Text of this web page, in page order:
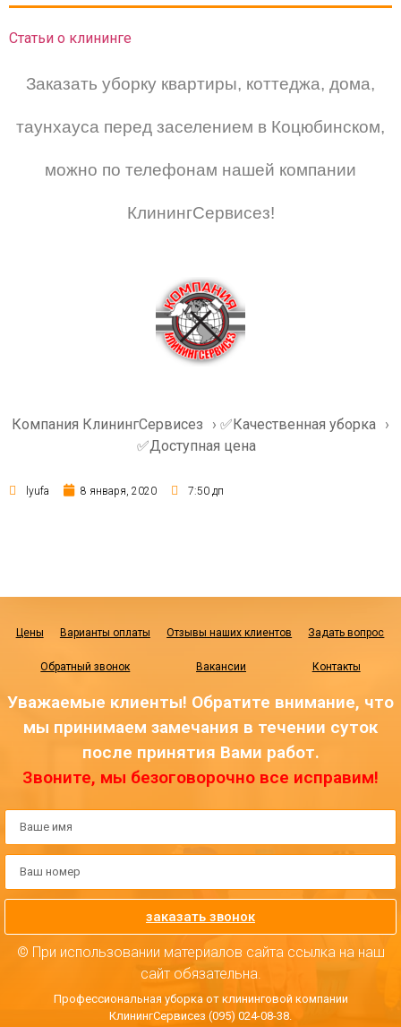
Статьи о клининге
Заказать уборку квартиры, коттеджа, дома,
таунхауса перед заселением в Коцюбинском,
можно по телефонам нашей компании
КлинингСервисез!
Компания КлинингСервисез › ✅Качественная уборка ›
✅Доступная цена
lyufa 8 января, 2020 7:50 дп
Цены Варианты оплаты Отзывы наших клиентов Задать вопрос
Обратный звонок Вакансии Контакты
Уважаемые клиенты! Обратите внимание, что
мы принимаем замечания в течении суток
после принятия Вами работ.
Звоните, мы безоговорочно все исправим!
заказать звонок
© При использовании материалов сайта ссылка на наш
сайт обязательна.
Профессиональная уборка от клининговой компании
КлинингСервисез (095) 024-08-38.